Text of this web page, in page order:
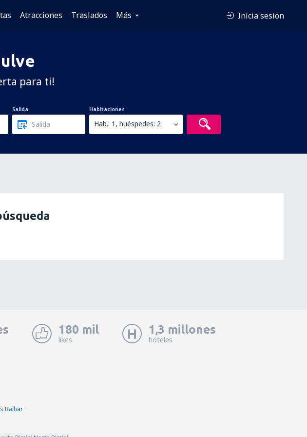
Atracciones Traslados Más Inicia sesión
para ti!
Salida Habitaciones
Hab.: 1, huéspedes: 2
180 mil
likes
1,3 millones
hoteles
Baihar